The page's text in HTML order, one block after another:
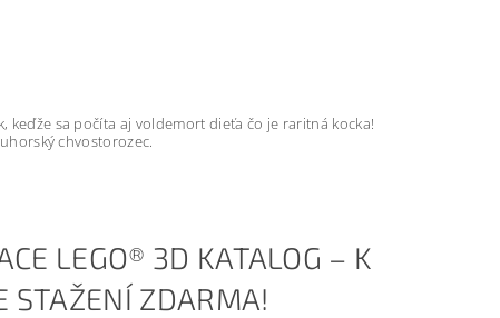
sa počíta aj voldemort dieťa čo je raritná kocka!
chvostorozec.
LEGO® 3D KATALOG – K
STAŽENÍ ZDARMA!